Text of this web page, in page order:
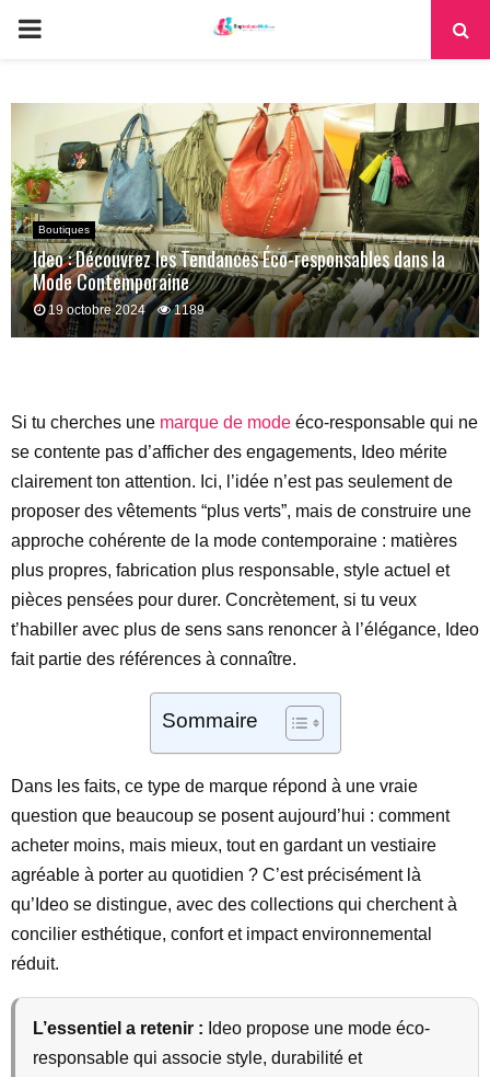
PRIMARY
Boutiques
Ideo : Découvrez les Tendances Éco-responsables dans la
Mode Contemporaine
19 octobre 2024 1189
Si tu cherches une marque de mode éco-responsable qui ne
se contente pas d’afficher des engagements, Ideo mérite
clairement ton attention. Ici, l’idée n’est pas seulement de
proposer des vêtements “plus verts”, mais de construire une
approche cohérente de la mode contemporaine : matières
plus propres, fabrication plus responsable, style actuel et
pièces pensées pour durer. Concrètement, si tu veux
t’habiller avec plus de sens sans renoncer à l’élégance, Ideo
fait partie des références à connaître.
Sommaire
Dans les faits, ce type de marque répond à une vraie
question que beaucoup se posent aujourd’hui : comment
acheter moins, mais mieux, tout en gardant un vestiaire
agréable à porter au quotidien ? C’est précisément là
qu’Ideo se distingue, avec des collections qui cherchent à
concilier esthétique, confort et impact environnemental
réduit.
L’essentiel a retenir : Ideo propose une mode éco-
responsable qui associe style, durabilité et